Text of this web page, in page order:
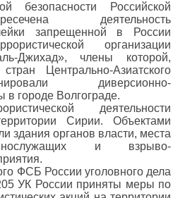
безопасности Российской
деятельность
запрещенной в России
организации
Джихад», члены которой,
Центрально-Азиатского
диверсионно-
в городе Волгограде.
деятельности
Сирии. Объектами
здания органов власти, места
и взрыво-
ФСБ России уголовного дела
УК России приняты меры по